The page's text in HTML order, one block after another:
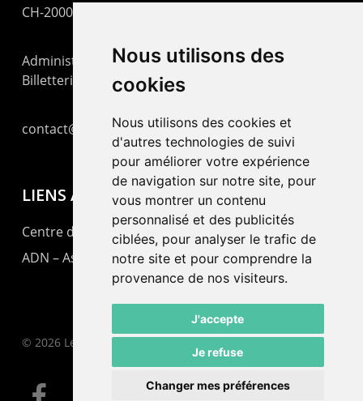
Nous utilisons des
cookies
Nous utilisons des cookies et
d'autres technologies de suivi
pour améliorer votre expérience
de navigation sur notre site, pour
vous montrer un contenu
personnalisé et des publicités
ciblées, pour analyser le trafic de
notre site et pour comprendre la
provenance de nos visiteurs.
J'accepte
Je refuse
Changer mes préférences
CH-2000 Neuchâtel
Administration : +41 32 725 03 03
Billetterie : +41 32 725 05 05
contact@lepommier.ch
LIENS AMIS
Centre de culture ABC
ADN – Association Danse Neuchâtel
© 2026 Le Pommier.
facebook email